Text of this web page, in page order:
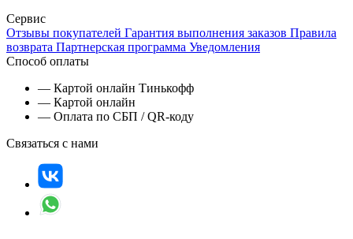
Сервис
Отзывы покупателей Гарантия выполнения заказов Правила
возврата Партнерская программа Уведомления
Способ оплаты
— Картой онлайн Тинькофф
— Картой онлайн
— Оплата по СБП / QR-коду
Связаться с нами